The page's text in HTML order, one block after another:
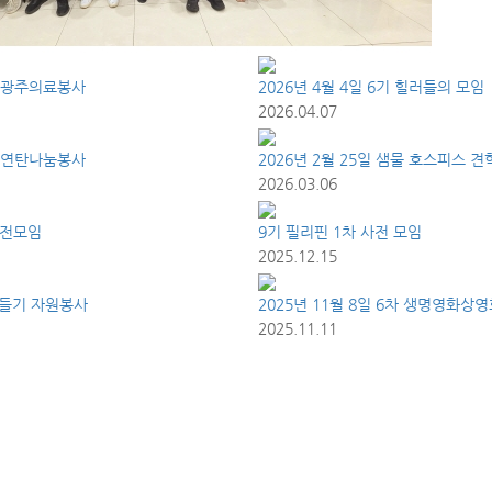
주의료봉사
2026년 4월 4일 6기 힐러들의 모임
2026.04.07
탄나눔봉사
2026년 2월 25일 샘물 호스피스 견
2026.03.06
모임
9기 필리핀 1차 사전 모임
2025.12.15
기 자원봉사
2025년 11월 8일 6차 생명영화상영
2025.11.11